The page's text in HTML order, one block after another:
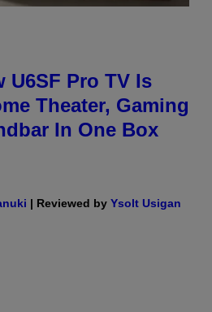
U6SF Pro TV Is
Theater, Gaming
In One Box
| Reviewed by Ysolt Usigan